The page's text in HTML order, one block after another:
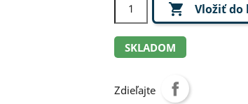
 Vložiť do
SKLADOM
Zdieľajte